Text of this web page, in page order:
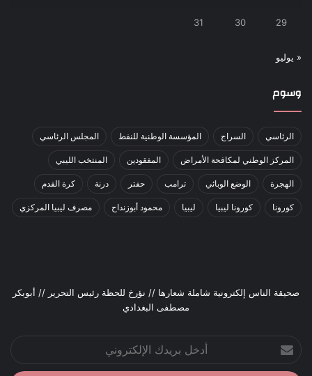
29
30
31
« يوليو
وسوم
الرئاسي السراج المؤسسة الوطنية للنفط المجلس الرئاسي
المركز الوطني لمكافحة الأمراض المفقودين المنتخب الليبي
الهجرة الوضع الوبائي ترامب حفتر درنة كرة القدم
كورونا كورونا ليبيا ليبيا محمود أبوزنداح مصرف ليبيا المركزي
صحيقة الناس إلكترونية شاملة شعارها // نؤرخ للحظة رئيس التحرير // أبوبكر
مصطفى البغدادي
بريدك
الإلكتروني